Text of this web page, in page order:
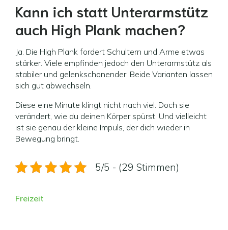
Kann ich statt Unterarmstütz
auch High Plank machen?
Ja. Die High Plank fordert Schultern und Arme etwas
stärker. Viele empfinden jedoch den Unterarmstütz als
stabiler und gelenkschonender. Beide Varianten lassen
sich gut abwechseln.
Diese eine Minute klingt nicht nach viel. Doch sie
verändert, wie du deinen Körper spürst. Und vielleicht
ist sie genau der kleine Impuls, der dich wieder in
Bewegung bringt.
5/5 - (29 Stimmen)
Freizeit